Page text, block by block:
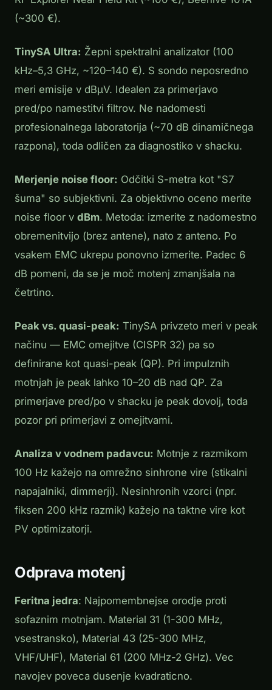
(~300 €).
TinySA Ultra: Žepni spektralni analizator (100
kHz–5,3 GHz, ~120–140 €). S sondo neposredno
meri emisije v dBµV. Idealen za primerjavo
pred/po namestitvi filtrov. Ne nadomesti
profesionalnega laboratorija (~70 dB dinamičnega
razpona), toda odličen za diagnostiko v shacku.
Merjenje noise floor: Odčitki S-metra kot "S7
šuma" so subjektivni. Za objektivno oceno merite
noise floor v dBm. Metoda: izmerite z nadomestno
obremenitvijo (brez antene), nato z anteno. Po
vsakem EMC ukrepu ponovno izmerite. Padec 6
dB pomeni, da se je moč motenj zmanjšala na
četrtino.
Peak vs. quasi-peak: TinySA privzeto meri v peak
načinu — EMC omejitve (CISPR 32) pa so
definirane kot quasi-peak (QP). Pri impulznih
motnjah je peak lahko 10–20 dB nad QP. Za
primerjave pred/po v shacku je peak dovolj, toda
pozor pri primerjavi z omejitvami.
Analiza v vodnem padavcu: Motnje z razmikom
100 Hz kažejo na omrežno sinhrone vire (stikalni
napajalniki, dimmerji). Nesinhronih vzorci (npr.
fiksen 200 kHz razmik) kažejo na taktne vire kot
PV optimizatorji.
Odprava motenj
Feritna jedra: Najpomembnejse orodje proti
sofaznim motnjam. Material 31 (1-300 MHz,
vsestransko), Material 43 (25-300 MHz,
VHF/UHF), Material 61 (200 MHz-2 GHz). Vec
navojev poveca dusenje kvadraticno.